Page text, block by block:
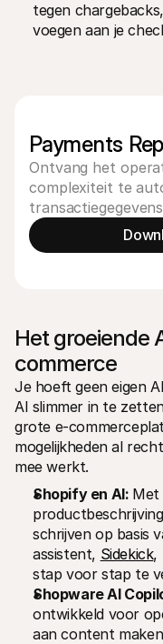
tegen
voegen aan je
Payments
Ontvang het
complexiteit te
Het groeiende
commerce
Je hoeft geen eigen
AI slimmer in te
grote e-
mogelijkheden al
mee werkt.
Shopify en AI: Met
schrijven op basis
assistent, Sidekick,
stap voor stap te
Shopware AI
ontwikkeld voor
aan content maken